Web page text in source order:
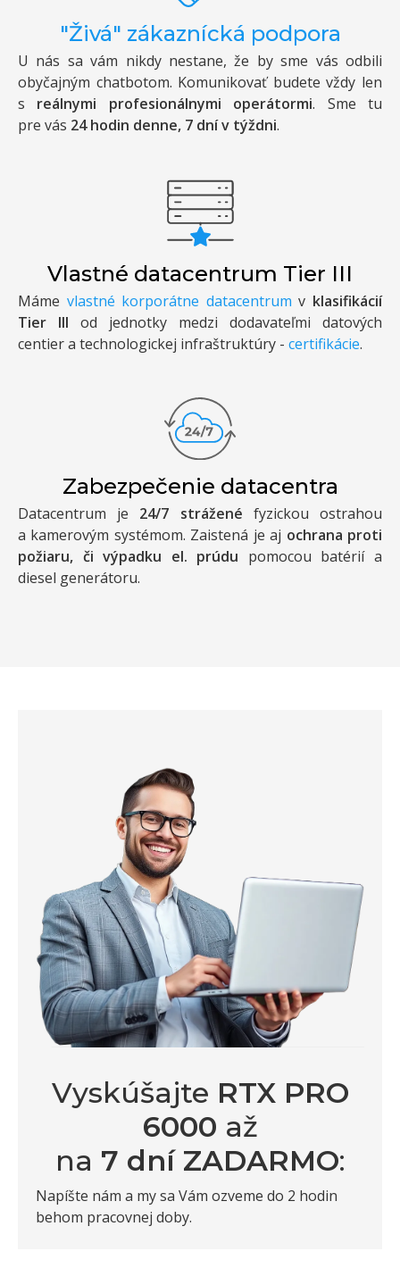
"Živá" zákaznícká podpora
U nás sa vám nikdy nestane, že by sme vás odbili
obyčajným chatbotom. Komunikovať budete vždy len
s reálnymi profesionálnymi operátormi. Sme tu
pre vás 24 hodin denne, 7 dní v týždni.
Vlastné datacentrum Tier III
Máme vlastné korporátne datacentrum v klasifikácií
Tier III od jednotky medzi dodavateľmi datových
centier a technologickej infraštruktúry - certifikácie.
Zabezpečenie datacentra
Datacentrum je 24/7 strážené fyzickou ostrahou
a kamerovým systémom. Zaistená je aj ochrana proti
požiaru, či výpadku el. prúdu pomocou batérií a
diesel generátoru.
Vyskúšajte RTX PRO
6000 až
na 7 dní ZADARMO:
Napíšte nám a my sa Vám ozveme do 2 hodin
behom pracovnej doby.